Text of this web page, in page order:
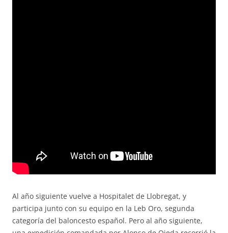
Al año siguiente vuelve a Hospitalet de Llobregat, y
participa junto con su equipo en la Leb Oro, segunda
categoría del baloncesto español. Pero al año siguiente,